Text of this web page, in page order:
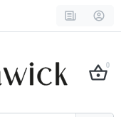
0